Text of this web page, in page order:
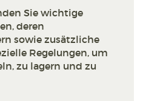
Sie wichtige
deren
sowie zusätzliche
Regelungen, um
zu lagern und zu